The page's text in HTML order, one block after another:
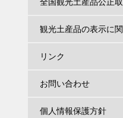
全国観光土産品公正
観光土産品の表示に
リンク
お問い合わせ
個人情報保護方針